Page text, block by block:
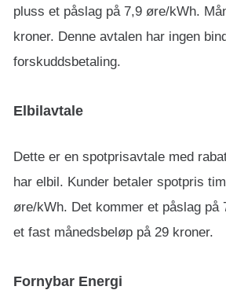
pluss et påslag på 7,9 øre/kWh.
kroner. Denne avtalen har ingen
forskuddsbetaling.
Elbilavtale
Dette er en spotprisavtale med
har elbil. Kunder betaler spotpris
øre/kWh. Det kommer et påslag på
et fast månedsbeløp på 29 kroner.
Fornybar Energi